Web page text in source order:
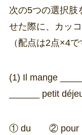
次の5つの選択肢
せた際に、カッ
（配点は2点×4で
(1) Il mange
______ petit
① du ②